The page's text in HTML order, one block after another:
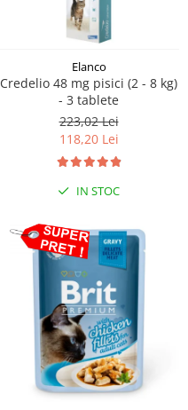
Elanco
Credelio 48 mg pisici (2 - 8 kg)
- 3 tablete
223,02 Lei
118,20 Lei
IN STOC